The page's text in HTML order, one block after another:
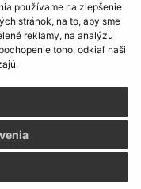
používame na zlepšenie
stránok, na to, aby sme
reklamy, na analýzu
toho, odkiaľ naši
oslava Mesiaca
spevácka folklórna
oslavujúcim